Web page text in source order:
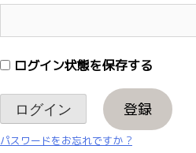
ログイン状態を保存する
登録
パスワードをお忘れですか ?